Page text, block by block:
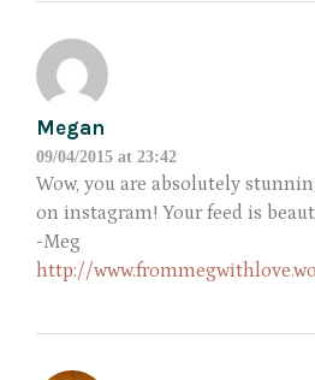
Megan
09/04/2015 at 23:42
Wow, you are absolutely
on instagram! Your feed is
-Meg
http://